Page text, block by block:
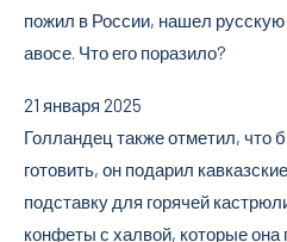
пожил в России, нашел
авосе. Что его поразило?
21 января 2025
Голландец также отметил,
готовить, он подарил
подставку для горячей
конфеты с халвой, которые она